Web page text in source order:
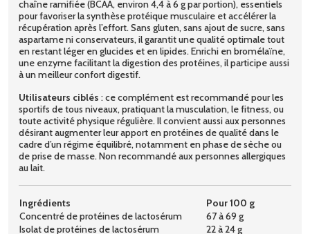
chaîne ramifiée (BCAA, environ 4,4 à 6 g par portion), essentiels
pour favoriser la synthèse protéique musculaire et accélérer la
récupération après l’effort. Sans gluten, sans ajout de sucre, sans
aspartame ni conservateurs, il garantit une qualité optimale tout
en restant léger en glucides et en lipides. Enrichi en bromélaïne,
une enzyme facilitant la digestion des protéines, il participe aussi
à un meilleur confort digestif.
Utilisateurs ciblés : ce complément est recommandé pour les
sportifs de tous niveaux, pratiquant la musculation, le fitness, ou
toute activité physique régulière. Il convient aussi aux personnes
désirant augmenter leur apport en protéines de qualité dans le
cadre d’un régime équilibré, notamment en phase de sèche ou
de prise de masse. Non recommandé aux personnes allergiques
au lait.
Ingrédients
Pour 100 g
Concentré de protéines de lactosérum
67 à 69 g
Isolat de protéines de lactosérum
22 à 24 g